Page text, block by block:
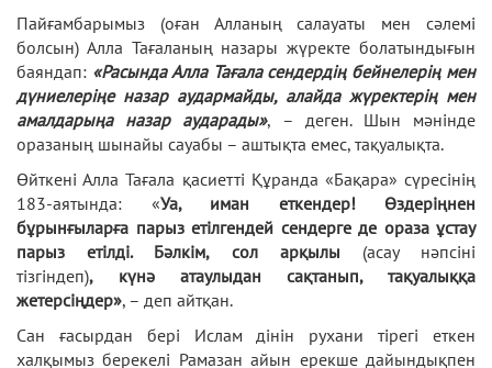
Пайғамбарымыз (оған Алланың салауаты мен сәлемі
болсын) Алла Тағаланың назары жүректе болатындығын
баяндап: «Расында Алла Тағала сендердің бейнелерің мен
дүниелеріңе назар аудармайды, алайда жүректерің мен
амалдарыңа назар аударады», – деген. Шын мәнінде
оразаның шынайы сауабы – аштықта емес, тақуалықта.
Өйткені Алла Тағала қасиетті Құранда «Бақара» сүресінің
183-аятында: «Уа, иман еткендер! Өздеріңнен
бұрынғыларға парыз етілгендей сендерге де ораза ұстау
парыз етілді. Бәлкім, сол арқылы (асау нәпсіні
тізгіндеп),
күнә атаулыдан сақтанып, тақуалыққа
жетерсіңдер», – деп айтқан.
Сан ғасырдан бері Ислам дінін рухани тірегі еткен
халқымыз берекелі Рамазан айын ерекше дайындықпен